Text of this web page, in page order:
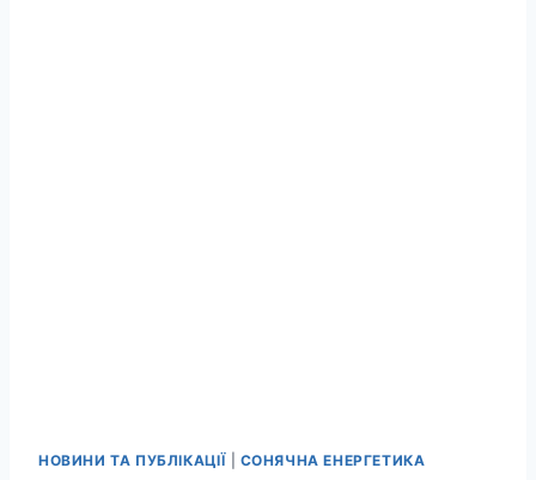
НОВИНИ ТА ПУБЛІКАЦІЇ| СОНЯЧНА ЕНЕРГЕТИКА